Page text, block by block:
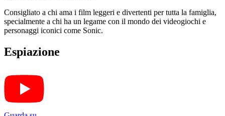
Consigliato a chi ama i film leggeri e divertenti per tutta la famiglia,
specialmente a chi ha un legame con il mondo dei videogiochi e
personaggi iconici come Sonic.
Espiazione